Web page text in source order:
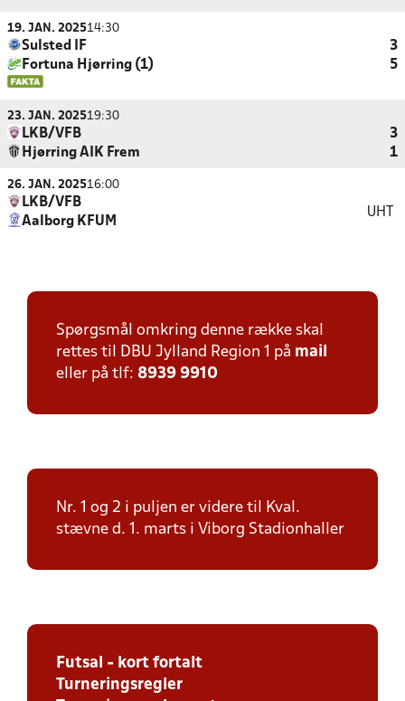
19. JAN. 202514:30
Sulsted IF
3
Fortuna Hjørring (1)
5
23. JAN. 202519:30
LKB/VFB
3
Hjørring AIK Frem
1
26. JAN. 202516:00
LKB/VFB
Aalborg KFUM
UHT
Spørgsmål omkring denne række skal
rettes til DBU Jylland Region 1 på mail
eller på tlf: 8939 9910
Nr. 1 og 2 i puljen er videre til Kval.
stævne d. 1. marts i Viborg Stadionhaller
Futsal - kort fortalt
Turneringsregler